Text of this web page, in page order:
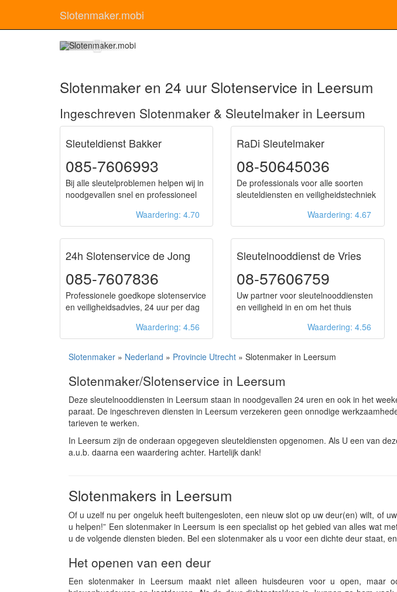
Slotenmaker.mobi
Slotenmaker en 24 uur Slotenservice in Leersum
Ingeschreven Slotenmaker & Sleutelmaker in Leersum
Sleuteldienst Bakker
085-7606993
Bij alle sleutelproblemen helpen wij in
noodgevallen snel en professioneel
Waardering: 4.70
RaDi Sleutelmaker
08-50645036
De professionals voor alle soorten
sleuteldiensten en veiligheidstechniek
Waardering: 4.67
24h Slotenservice de Jong
085-7607836
Professionele goedkope slotenservice
en veiligheidsadvies, 24 uur per dag
Waardering: 4.56
Sleutelnooddienst de Vries
08-57606759
Uw partner voor sleutelnooddiensten
en veiligheid in en om het thuis
Waardering: 4.56
Slotenmaker » Nederland » Provincie Utrecht » Slotenmaker in Leersum
Slotenmaker/Slotenservice in Leersum
Deze sleutelnooddiensten in Leersum staan in noodgevallen 24 uren en ook in het
paraat. De ingeschreven diensten in Leersum verzekeren geen onnodige
tarieven te werken.
In Leersum zijn de onderaan opgegeven sleuteldiensten opgenomen. Als U een van
a.u.b. daarna een waardering achter. Hartelijk dank!
Slotenmakers in Leersum
Of u uzelf nu per ongeluk heeft buitengesloten, een nieuw slot op uw deur(en) wilt, of
u helpen!” Een slotenmaker in Leersum is een specialist op het gebied van alles wat
u de volgende diensten bieden. Bel een slotenmaker als u voor een dichte deur staat,
Het openen van een deur
Een slotenmaker in Leersum maakt niet alleen huisdeuren voor u open, maar